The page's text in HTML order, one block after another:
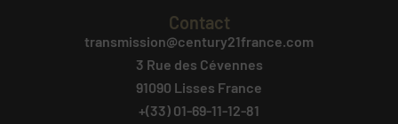
Contact
transmission@century21france.com
3 Rue des Cévennes
91090 Lisses France
+(33) 01-69-11-12-81